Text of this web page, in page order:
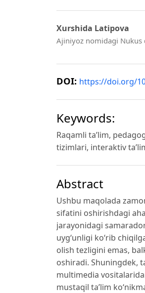
Xurshida Latipova
Ajiniyoz nomidagi
DOI: https://doi.org/
Keywords:
Raqamli ta’lim,
tizimlari, interaktiv
Abstract
Ushbu maqolada
sifatini oshirishdagi
jarayonidagi
uyg‘unligi ko‘rib
olish tezligini emas,
oshiradi. Shuningdek,
multimedia
mustaqil ta’lim